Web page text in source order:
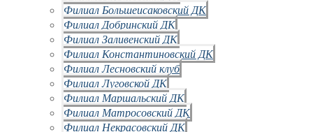
Филиал Большеисаковский ДК
Филиал Добринский ДК
Филиал Заливенский ДК
Филиал Константиновский ДК
Филиал Лесновский клуб
Филиал Луговской ДК
Филиал Маршальский ДК
Филиал Матросовский ДК
Филиал Некрасовский ДК